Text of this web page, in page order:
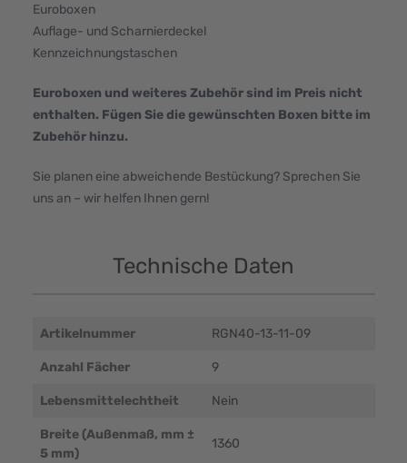
Euroboxen
Auflage- und Scharnierdeckel
Kennzeichnungstaschen
Euroboxen und weiteres Zubehör sind im Preis nicht
enthalten. Fügen Sie die gewünschten Boxen bitte im
Zubehör hinzu.
Sie planen eine abweichende Bestückung? Sprechen Sie
uns an – wir helfen Ihnen gern!
Technische Daten
Artikelnummer RGN40-13-11-09
Anzahl Fächer 9
Lebensmittelechtheit Nein
Breite (Außenmaß, mm ±
5 mm)
1360